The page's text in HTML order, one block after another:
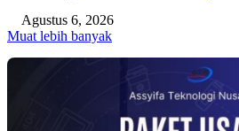
Agustus 6, 2026
Muat lebih banyak